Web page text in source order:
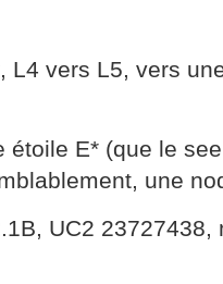
L4 vers L5, vers
étoile E* (que le
une
UC2 23727438,